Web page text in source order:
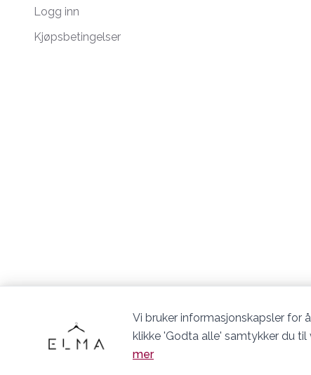
Logg inn
Kjøpsbetingelser
ELMA EVJE AS © 2026
Vi bruker informasjonskapsler for
klikke 'Godta alle' samtykker du
mer